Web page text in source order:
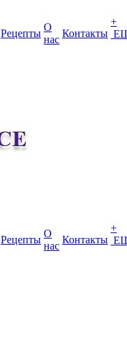
Рецепты
О
нас
Контакты
+
Рецепты
О
нас
Контакты
+